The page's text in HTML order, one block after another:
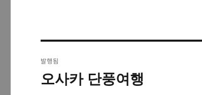
탐
발행됨
오사카 단풍여행